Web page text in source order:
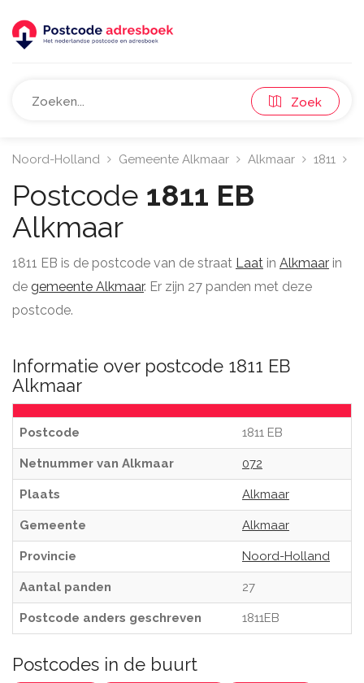
Zoek
Noord-Holland Gemeente Alkmaar Alkmaar 1811
Postcode 1811 EB
Alkmaar
1811 EB is de postcode van de straat Laat in Alkmaar in
de gemeente Alkmaar. Er zijn 27 panden met deze
postcode.
Informatie over postcode 1811 EB
Alkmaar
Postcode 1811 EB
Netnummer van Alkmaar 072
Plaats Alkmaar
Gemeente Alkmaar
Provincie Noord-Holland
Aantal panden 27
Postcode anders geschreven 1811EB
Postcodes in de buurt